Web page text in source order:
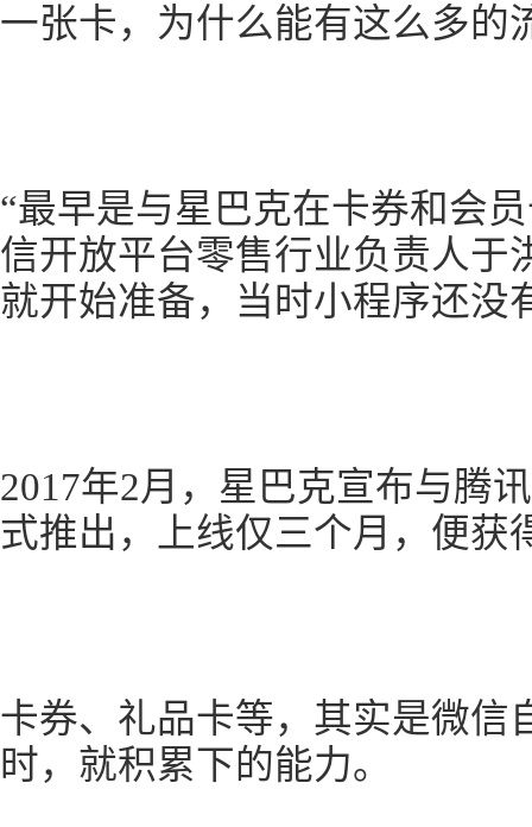
一张卡，为什么能有这么多的
“最早是与星巴克在卡券和会
信开放平台零售行业负责人于
就开始准备，当时小程序还没
2017年2月，星巴克宣布与腾
式推出，上线仅三个月，便获
卡券、礼品卡等，其实是微信
时，就积累下的能力。